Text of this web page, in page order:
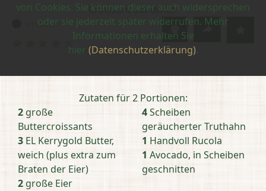
von Cookies. Sie können dieser auch widersprechen
oder sie jederzeit später widerrufen. Mehr
Informationen erhalten Sie
hier (Datenschutzerklärung).
Croissant Sandwich
Schwierigkeit:
einfach
Zutaten für 2 Portionen:
2große
Buttercroissants​
3 EL Kerrygold Butter,
weich (plus extra zum
Braten der Eier)​
2große Eier​
4Scheiben
geräucherter Truthahn​
1 Handvoll Rucola​
1 Avocado, in Scheiben
geschnitten